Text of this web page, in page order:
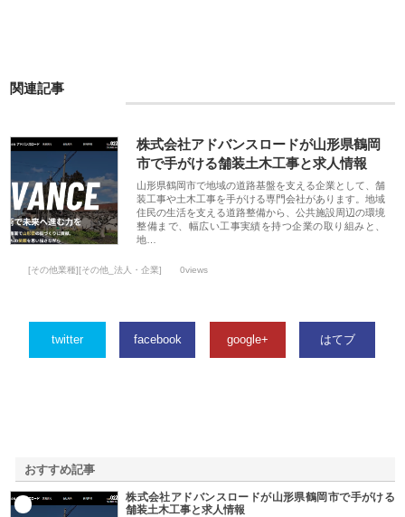
関連記事
株式会社アドバンスロードが山形県鶴岡
市で手がける舗装土木工事と求人情報
山形県鶴岡市で地域の道路基盤を支える企業として、舗
装工事や土木工事を手がける専門会社があります。地域
住民の生活を支える道路整備から、公共施設周辺の環境
整備まで、幅広い工事実績を持つ企業の取り組みと、
地…
[その他業種][その他_法人・企業] 0views
twitter facebook google+ はてブ
おすすめ記事
株式会社アドバンスロードが山形県鶴岡市で手がける
舗装土木工事と求人情報